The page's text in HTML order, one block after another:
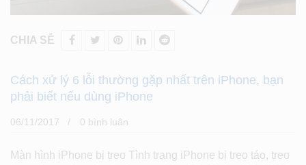
CHIA SẺ
Cách xử lý 6 lỗi thường gặp nhất trên iPhone, bạn
phải biết nếu dùng iPhone
06/11/2017 0 bình luân
Màn hình iPhone bị treo Tình trạng iPhone bị treo táo, treo